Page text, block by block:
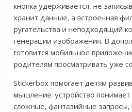
кнопка удерживается, не
хранит данные, а встроенная
ругательства и неподходящий
генерации изображения. В
готовится мобильное
родителям просматривать уже
Stickerbox помогает детям
мышление: устройство понимает
сложные, фантазийные